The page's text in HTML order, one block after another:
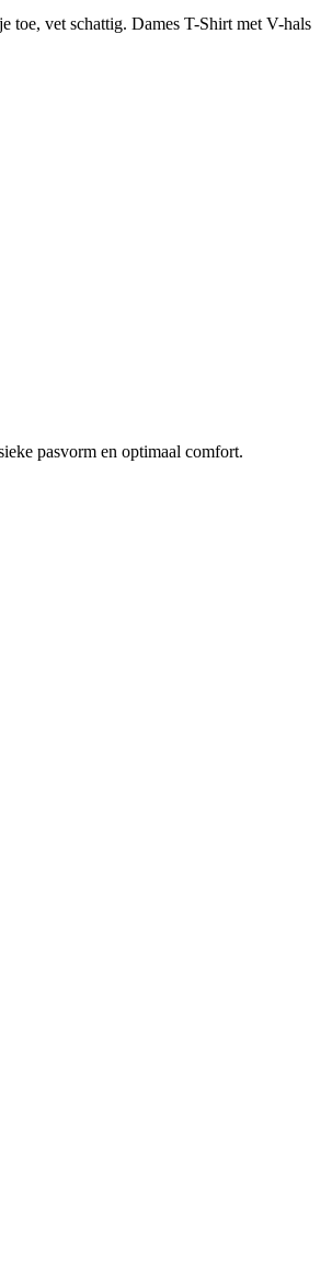
toe, vet schattig. Dames T-Shirt met V-hals
pasvorm en optimaal comfort.